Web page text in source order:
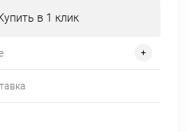
в 1 клик